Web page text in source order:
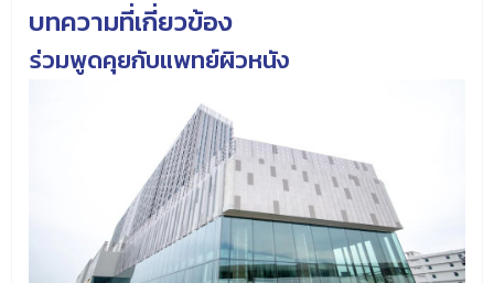
บทความที่เกี่ยวข้อง
ร่วมพูดคุยกับแพทย์ผิวหนัง